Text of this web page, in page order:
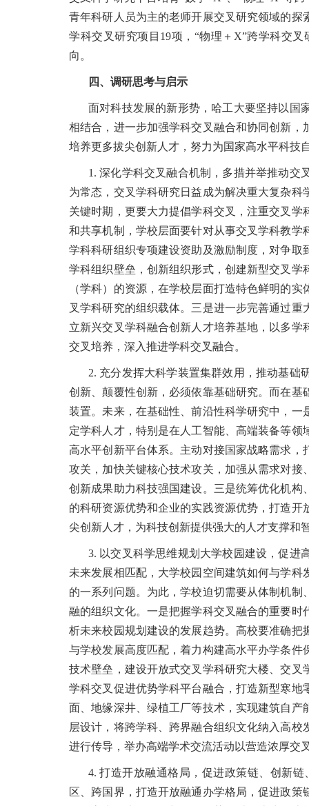
青年科研人员为主的老师开展交叉研究领域的探
学科交叉研究项目19项，“物理＋X”跨学科交
向。
四、调研思考与启示
面对科技发展的新形势，哈工大要坚持以国
相结合，进一步加强学科交叉融合和协同创新
培养更多拔尖创新人才，努力为国家高水平科技
1. 深化学科交叉融合机制，多措并举推动交
为常态，交叉学科研究日益成为解决重大复杂
关键时期，更要大力提倡学科交叉，注重交叉
和共享机制，学校层面要针对从事交叉学科教
学科科研组织专项建设资助及激励制度，对争
学科组织壁垒，创新组织形式，创建新型交叉
（学科）的资源，在学校层面打造特色鲜明的
叉学科研究的组织载体。三是进一步完善通过
立新兴交叉学科融合创新人才培养基地，以多
交叉培养，深入推进学科交叉融合。
2. 充分发挥大科学装置集群效用，推动基础
创新、颠覆性创新，必须依靠基础研究。而在
装置。未来，在基础性、前沿性科学研究中，
定学科人才，特别是在人工智能、高端装备等
高水平创新平台体系。主动对接国家战略需求
攻关，加快关键核心技术攻关，加强从需求对
创新成果助力科技强国建设。三是统筹优化机
的科研资源优势和企业的实践资源优势，打造
尖创新人才，为科技创新提供强大的人才支撑和
3. 以交叉科学思维规划大学校园建设，促进
未来发展相匹配，大学校园空间建筑如何与学
的一系列问题。为此，学校迫切需要从体制机
融的组织文化。一是把握学科交叉融合的重要
析未来校园规划建设的发展趋势。高校要准确
与学校发展高度匹配，着力构建高水平办学条
技术壁垒，建设开放式交叉学科研究大楼、交
学科交叉促进优势学科平台融合，打造新型寒
面、地缘深井、绿植工厂等技术，实现建筑自
层设计，将跨学科、跨界融合组织文化纳入高
进行传导，举办高端学术交流活动以营造浓厚交
4. 打造开放融通格局，促进政策链、创新
区、跨国界，打造开放融通办学格局，促进政